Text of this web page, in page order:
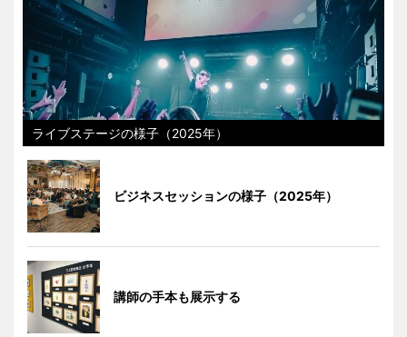
ライブステージの様子（2025年）
ビジネスセッションの様子（2025年）
講師の手本も展示する